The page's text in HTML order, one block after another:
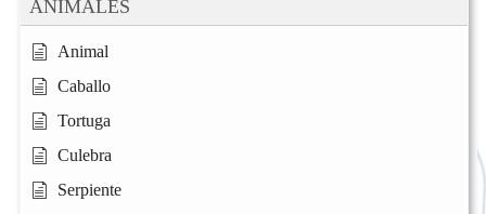
ANIMALES
Animal
Caballo
Tortuga
Culebra
Serpiente